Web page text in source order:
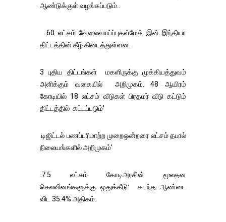
ஆண்டுக்குள் வழங்கப்படும்..
60 லட்சம் வேலைவாய்ப்புகள்மேக் இன் இந்தியா
திட்டத்தின் கீழ் கிடைத்துள்ளன.
3 புதிய திட்டங்கள் மகளிருக்கு முக்கியத்துவம்
அளிக்கும் வகையில் அறிமுகம். 48 ஆயிரம்
கோடியில் 18 லட்சம் வீடுகள் பிரதமர் வீடு கட்டும்
திட்டத்தில் கட்டப்படும்'
டிஜிட்டல் பணப்பரிமாற்ற முறைஒன்றரை லட்சம் தபால்
நிலையங்களில் அறிமுகம்'
.7.5 லட்சம் கோடிஅரசின் மூலதன
செலவினங்களுக்கு ஒதுக்கீடு: கடந்த ஆண்டை
விட 35.4% அதிகம்.